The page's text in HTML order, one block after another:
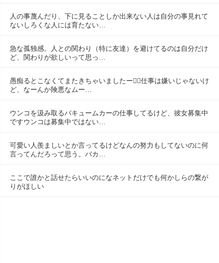
人の事蔑んだり、下に見ることしか出来ない人は自分の事見れて
ないしろくな人には育たない…
急な孤独感。人との関わり（特に友達）を避けてるのは自分だけ
ど、関わりが欲しいって思っ…
愚痴るとこなくてまたきちゃいましたー😮‍💨仕事は嫌いじゃないけ
ど、なーんか険悪なムー…
ウンコを汲み取るバキュームカーの仕事してるけど、彼女募集中
ですウンコは募集中ではない…
可愛い人羨ましいとか言ってるけどなんの努力もしてないのに何
言ってんだろって思う。バカ…
ここで誰かと話せたらいいのになネットだけでも何かしらの繋が
りがほしい